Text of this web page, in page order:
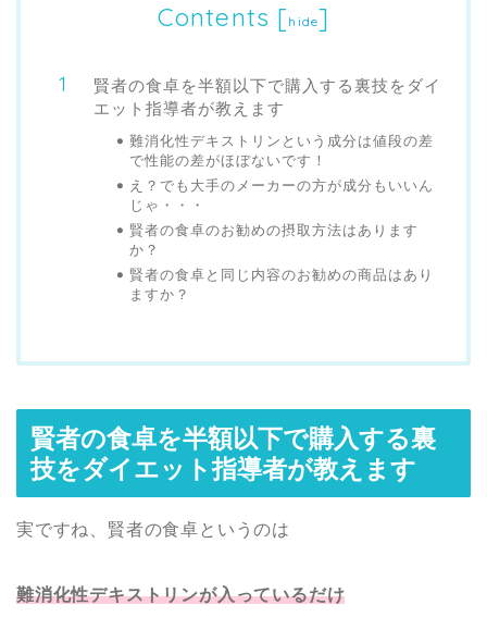
Contents [hide]
賢者の食卓を半額以下で購入する裏技をダイ
エット指導者が教えます
難消化性デキストリンという成分は値段の差
で性能の差がほぼないです！
え？でも大手のメーカーの方が成分もいいん
じゃ・・・
賢者の食卓のお勧めの摂取方法はあります
か？
賢者の食卓と同じ内容のお勧めの商品はあり
ますか？
賢者の食卓を半額以下で購入する裏
技をダイエット指導者が教えます
実ですね、賢者の食卓というのは
難消化性デキストリンが入っているだけ